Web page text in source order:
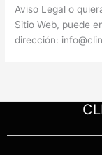
Aviso Legal o
Sitio Web, puede
dirección: